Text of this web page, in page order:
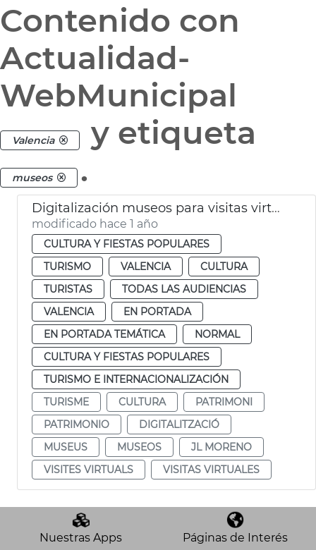
Contenido con
Actualidad-
WebMunicipal
Valencia y etiqueta
museos .
Digitalización museos para visitas virtuales
modificado hace 1 año
CULTURA Y FIESTAS POPULARES
TURISMO
VALENCIA
CULTURA
TURISTAS
TODAS LAS AUDIENCIAS
VALENCIA
EN PORTADA
EN PORTADA TEMÁTICA
NORMAL
CULTURA Y FIESTAS POPULARES
TURISMO E INTERNACIONALIZACIÓN
TURISME
CULTURA
PATRIMONI
PATRIMONIO
DIGITALITZACIÓ
MUSEUS
MUSEOS
JL MORENO
VISITES VIRTUALS
VISITAS VIRTUALES
Nuestras Apps Páginas de Interés